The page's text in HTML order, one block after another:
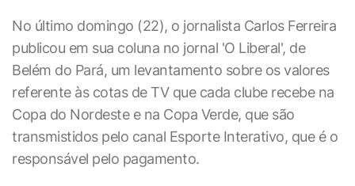
No último domingo (22), o jornalista Carlos Ferreira
publicou em sua coluna no jornal 'O Liberal', de
Belém do Pará, um levantamento sobre os valores
referente às cotas de TV que cada clube recebe na
Copa do Nordeste e na Copa Verde, que são
transmistidos pelo canal Esporte Interativo, que é o
responsável pelo pagamento.